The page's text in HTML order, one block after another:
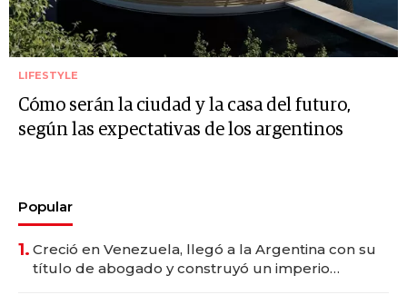
LIFESTYLE
Cómo serán la ciudad y la casa del futuro,
según las expectativas de los argentinos
Popular
1. Creció en Venezuela, llegó a la Argentina con su
título de abogado y construyó un imperio